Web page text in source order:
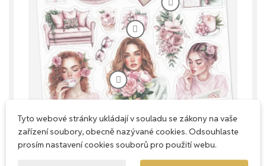
Tyto webové stránky ukládají v souladu se zákony na vaše
zařízení soubory, obecně nazývané cookies. Odsouhlaste
prosím nastavení cookies souborů pro použití webu.